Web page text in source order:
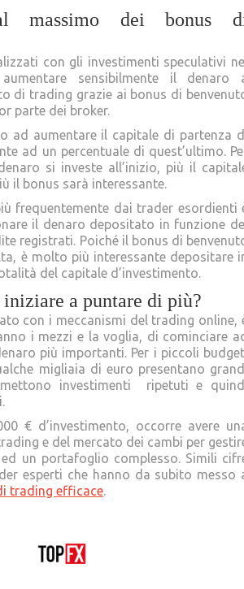
massimo dei bonus
con gli investimenti speculativi
sensibilmente il denaro
di trading grazie ai bonus di
parte dei broker.
ad aumentare il capitale di partenza
ad un percentuale di quest’ultimo.
si investe all’inizio, più il
il bonus sarà interessante.
frequentemente dai trader esordienti
il denaro depositato in funzione
registrati. Poiché il bonus di
è molto più interessante depositare
del capitale d’investimento.
iniziare a puntare di più?
con i meccanismi del trading online,
i mezzi e la voglia, di cominciare
più importanti. Per i piccoli
migliaia di euro presentano
investimenti ripetuti e
€ d’investimento, occorre avere
e del mercato dei cambi per
un portafoglio complesso. Simili
esperti che hanno da subito messo
trading efficace.